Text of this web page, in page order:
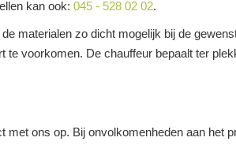
kan ook: 045 - 528 02 02.
materialen zo dicht mogelijk bij de
voorkomen. De chauffeur bepaalt ter
ons op. Bij onvolkomenheden aan het